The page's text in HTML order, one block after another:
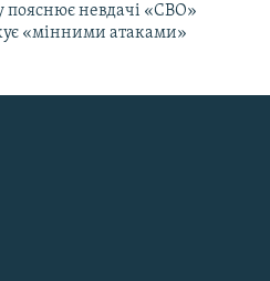
пояснює невдачі «СВО»
«мінними атаками»